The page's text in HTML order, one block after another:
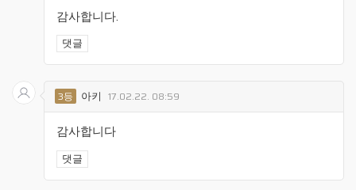
감사합니다.
댓글
3등 아키 17.02.22. 08:59
감사합니다
댓글